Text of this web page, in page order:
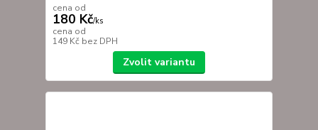
cena od
180 Kč/ks
cena od
149 Kč bez DPH
Zvolit variantu